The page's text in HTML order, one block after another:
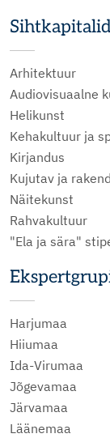
Arhitektuur
Audiovisuaalne
Helikunst
Kehakultuur ja
Kirjandus
Kujutav ja
Näitekunst
Rahvakultuur
"Ela ja sära"
Harjumaa
Hiiumaa
Ida-Virumaa
Jõgevamaa
Järvamaa
Läänemaa